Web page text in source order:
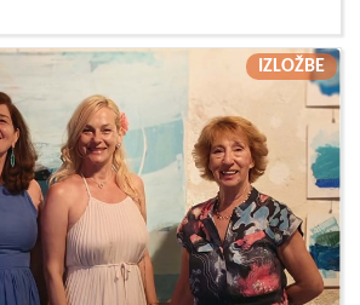
IZLOŽBE